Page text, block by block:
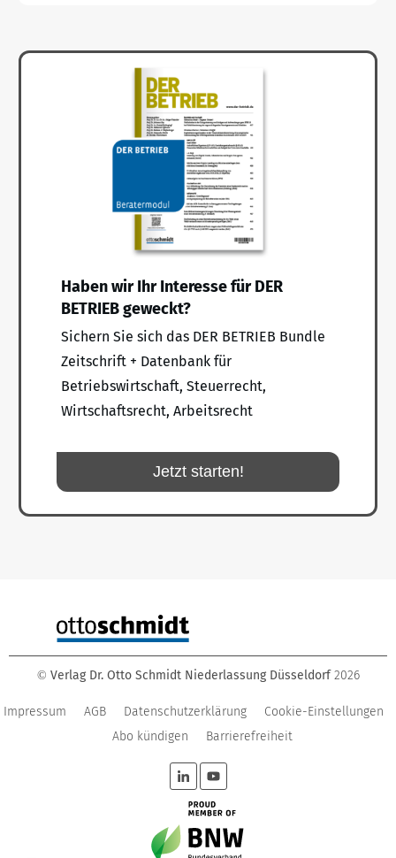
Haben wir Ihr Interesse für DER
BETRIEB geweckt?
Sichern Sie sich das DER BETRIEB Bundle
Zeitschrift + Datenbank für
Betriebswirtschaft, Steuerrecht,
Wirtschaftsrecht, Arbeitsrecht
Jetzt starten!
© Verlag Dr. Otto Schmidt Niederlassung Düsseldorf 2026
Impressum AGB Datenschutzerklärung
Cookie-Einstellungen
Abo kündigen
Barrierefreiheit